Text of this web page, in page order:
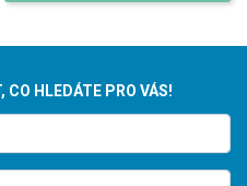
HLEDÁTE PRO VÁS!